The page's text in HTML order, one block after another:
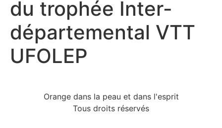
du trophée Inter-
départemental VTT
UFOLEP
Orange dans la peau et dans l'esprit
Tous droits réservés